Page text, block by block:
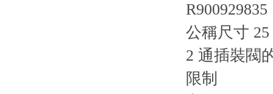
R900929835
公稱尺寸
2 通插裝閥
限制